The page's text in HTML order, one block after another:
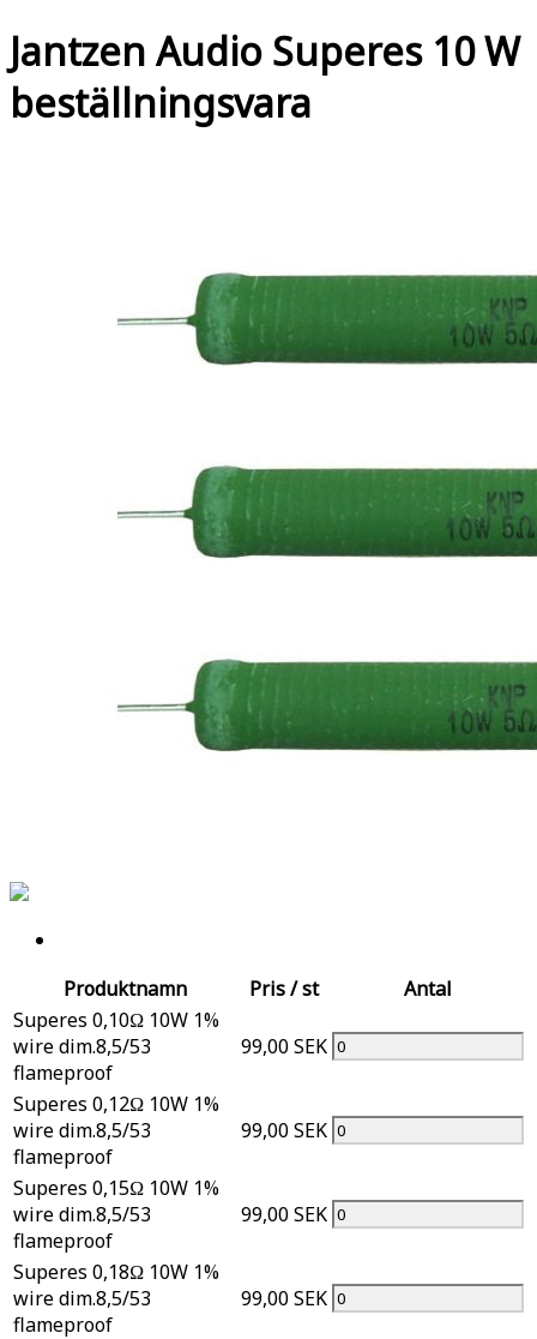
Jantzen Audio Superes 10 W
beställningsvara
Produktnamn Pris / st
Antal
Superes 0,10Ω 10W 1%
wire dim.8,5/53
flameproof
99,00 SEK
Superes 0,12Ω 10W 1%
wire dim.8,5/53
flameproof
99,00 SEK
Superes 0,15Ω 10W 1%
wire dim.8,5/53
flameproof
99,00 SEK
Superes 0,18Ω 10W 1%
wire dim.8,5/53
flameproof
99,00 SEK